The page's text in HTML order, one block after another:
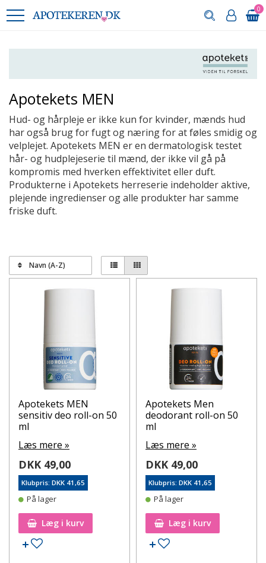
0
Apotekets MEN
Hud- og hårpleje er ikke kun for kvinder, mænds hud
har også brug for fugt og næring for at føles smidig og
velplejet. Apotekets MEN er en dermatologisk testet
hår- og hudplejeserie til mænd, der ikke vil gå på
kompromis med hverken effektivitet eller duft.
Produkterne i Apotekets herreserie indeholder aktive,
plejende ingredienser og alle produkter har samme
friske duft.
Navn (A-Z)
Apotekets MEN
sensitiv deo roll-on 50
ml
Læs mere »
DKK 49,00
Klubpris: DKK 41,65
På lager
Læg i kurv
Tilføj til ønskeseddel
Apotekets Men
deodorant roll-on 50
ml
Læs mere »
DKK 49,00
Klubpris: DKK 41,65
På lager
Læg i kurv
Tilføj til ønskeseddel